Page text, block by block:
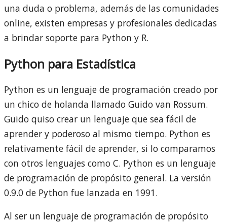
una duda o problema, además de las comunidades
online, existen empresas y profesionales dedicadas
a brindar soporte para Python y R.
Python para Estadística
Python es un lenguaje de programación creado por
un chico de holanda llamado Guido van Rossum.
Guido quiso crear un lenguaje que sea fácil de
aprender y poderoso al mismo tiempo. Python es
relativamente fácil de aprender, si lo comparamos
con otros lenguajes como C. Python es un lenguaje
de programación de propósito general. La versión
0.9.0 de Python fue lanzada en 1991.
Al ser un lenguaje de programación de propósito